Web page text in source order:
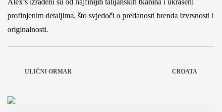
Alex’s izrađeni su od najfinijih talijanskih tkanina i ukrašeni
profinjenim detaljima, što svjedoči o predanosti brenda izvrsnosti i
originalnosti.
ULIČNI ORMAR CROATA